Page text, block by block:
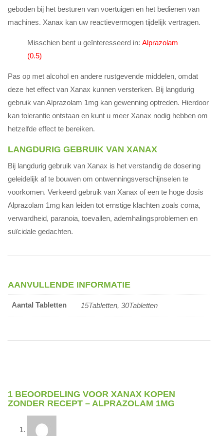
geboden bij het besturen van voertuigen en het bedienen van
machines. Xanax kan uw reactievermogen tijdelijk vertragen.
Misschien bent u geïnteresseerd in: Alprazolam
(0.5)
Pas op met alcohol en andere rustgevende middelen, omdat
deze het effect van Xanax kunnen versterken. Bij langdurig
gebruik van Alprazolam 1mg kan gewenning optreden. Hierdoor
kan tolerantie ontstaan en kunt u meer Xanax nodig hebben om
hetzelfde effect te bereiken.
LANGDURIG GEBRUIK VAN XANAX
Bij langdurig gebruik van Xanax is het verstandig de dosering
geleidelijk af te bouwen om ontwenningsverschijnselen te
voorkomen. Verkeerd gebruik van Xanax of een te hoge dosis
Alprazolam 1mg kan leiden tot ernstige klachten zoals coma,
verwardheid, paranoia, toevallen, ademhalingsproblemen en
suïcidale gedachten.
AANVULLENDE INFORMATIE
Aantal Tabletten 15Tabletten, 30Tabletten
1 BEOORDELING VOOR XANAX KOPEN
ZONDER RECEPT – ALPRAZOLAM 1MG